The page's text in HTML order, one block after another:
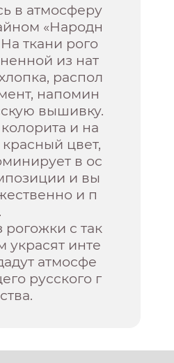
в атмосферу
«Народн
ткани рого
из нат
распол
напомин
вышивку.
и на
цвет,
в ос
и вы
и п
рогожки с так
украсят инте
атмосфе
русского г